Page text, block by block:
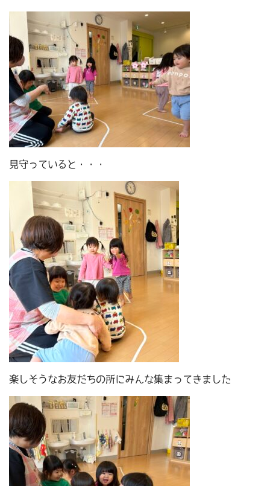
見守っていると・・・
楽しそうなお友だちの所にみんな集まってきました